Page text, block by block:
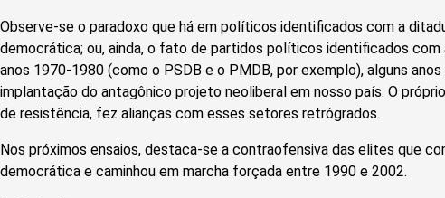
Observe-se o paradoxo que há em políticos identificados com a
democrática; ou, ainda, o fato de partidos políticos identificados com
anos 1970-1980 (como o PSDB e o PMDB, por exemplo), alguns
implantação do antagônico projeto neoliberal em nosso país. O
de resistência, fez alianças com esses setores retrógrados.
Nos próximos ensaios, destaca-se a contraofensiva das elites que
democrática e caminhou em marcha forçada entre 1990 e 2002.